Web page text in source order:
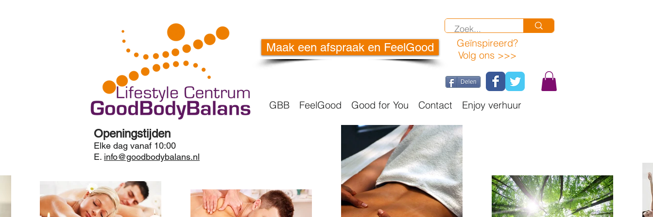
Maak een afspraak en FeelGood Geïnspireerd?
Volg ons >>>
Delen
GBB FeelGood Good for You Contact Enjoy verhuur
Openingstijden
Elke dag vanaf 10:00
E. info@goodbodybalans.nl